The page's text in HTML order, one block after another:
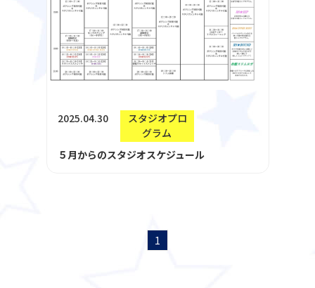
2025.04.30 スタジオプロ
グラム
５月からのスタジオスケジュール
1